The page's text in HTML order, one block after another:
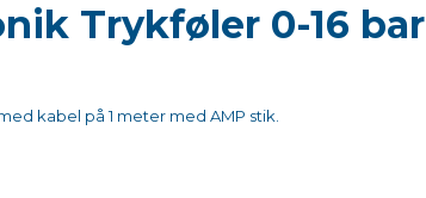
Trykføler 0-16 bar
kabel på 1 meter med AMP stik.